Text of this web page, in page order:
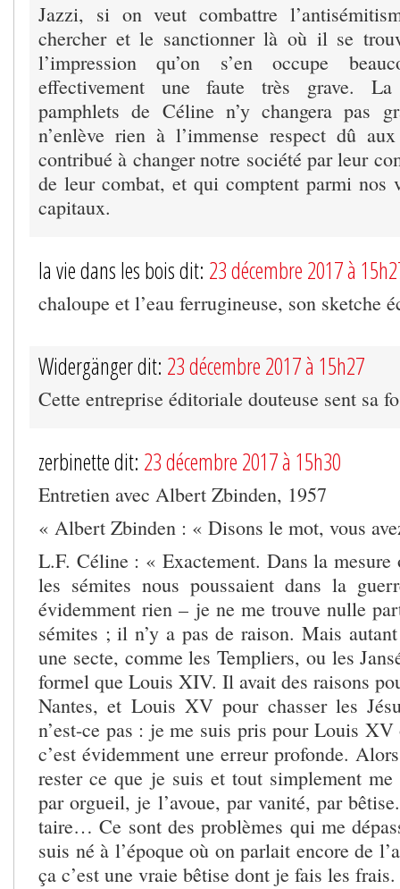
Jazzi, si on veut combattre
chercher et le sanctionner là où il se
l’impression qu’on s’en occupe
effectivement une faute très grave. La
pamphlets de Céline n’y changera pas
n’enlève rien à l’immense respect dû
contribué à changer notre société par leur
de leur combat, et qui comptent parmi nos
capitaux.
la vie dans les bois dit: 23 décembre 2017 à
chaloupe et l’eau ferrugineuse, son sketche
Widergänger dit: 23 décembre 2017 à 15h27
Cette entreprise éditoriale douteuse sent sa
zerbinette dit: 23 décembre 2017 à 15h30
Entretien avec Albert Zbinden, 1957
« Albert Zbinden : « Disons le mot, vous
L.F. Céline : « Exactement. Dans la mesure
les sémites nous poussaient dans la
évidemment rien – je ne me trouve nulle
sémites ; il n’y a pas de raison. Mais
une secte, comme les Templiers, ou les
formel que Louis XIV. Il avait des raisons
Nantes, et Louis XV pour chasser les
n’est-ce pas : je me suis pris pour Louis
c’est évidemment une erreur profonde.
rester ce que je suis et tout simplement
par orgueil, je l’avoue, par vanité, par
taire… Ce sont des problèmes qui me
suis né à l’époque où on parlait encore de
ça c’est une vraie bêtise dont je fais les